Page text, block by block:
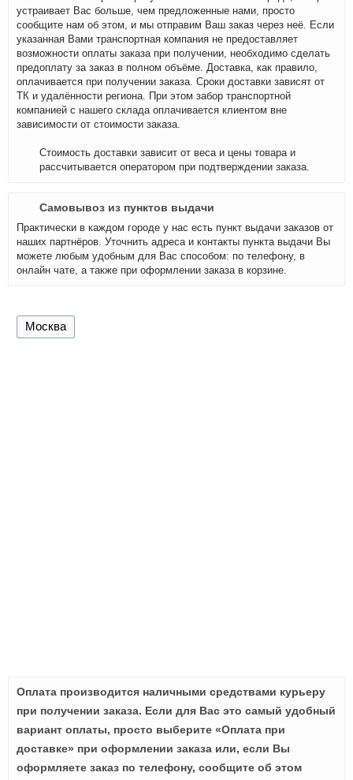
устраивает Вас больше, чем предложенные нами, просто
сообщите нам об этом, и мы отправим Ваш заказ через неё. Если
указанная Вами транспортная компания не предоставляет
возможности оплаты заказа при получении, необходимо сделать
предоплату за заказ в полном объёме. Доставка, как правило,
оплачивается при получении заказа. Сроки доставки зависят от
ТК и удалённости региона. При этом забор транспортной
компанией с нашего склада оплачивается клиентом вне
зависимости от стоимости заказа.
Стоимость доставки зависит от веса и цены товара и
рассчитывается оператором при подтверждении заказа.
Самовывоз из пунктов выдачи
Практически в каждом городе у нас есть пункт выдачи заказов от
наших партнёров. Уточнить адреса и контакты пункта выдачи Вы
можете любым удобным для Вас способом: по телефону, в
онлайн чате, а также при оформлении заказа в корзине.
Москва
Оплата производится наличными средствами курьеру
при получении заказа. Если для Вас это самый удобный
вариант оплаты, просто выберите «Оплата при
доставке» при оформлении заказа или, если Вы
оформляете заказ по телефону, сообщите об этом